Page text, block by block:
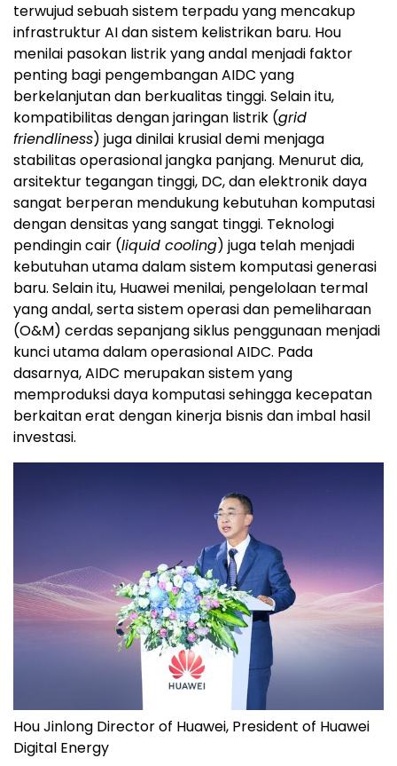
terwujud sebuah sistem terpadu yang mencakup
infrastruktur AI dan sistem kelistrikan baru. Hou
menilai pasokan listrik yang andal menjadi faktor
penting bagi pengembangan AIDC yang
berkelanjutan dan berkualitas tinggi. Selain itu,
kompatibilitas dengan jaringan listrik (grid
friendliness) juga dinilai krusial demi menjaga
stabilitas operasional jangka panjang. Menurut dia,
arsitektur tegangan tinggi, DC, dan elektronik daya
sangat berperan mendukung kebutuhan komputasi
dengan densitas yang sangat tinggi. Teknologi
pendingin cair (liquid cooling) juga telah menjadi
kebutuhan utama dalam sistem komputasi generasi
baru. Selain itu, Huawei menilai, pengelolaan termal
yang andal, serta sistem operasi dan pemeliharaan
(O&M) cerdas sepanjang siklus penggunaan menjadi
kunci utama dalam operasional AIDC. Pada
dasarnya, AIDC merupakan sistem yang
memproduksi daya komputasi sehingga kecepatan
berkaitan erat dengan kinerja bisnis dan imbal hasil
investasi.
Hou Jinlong Director of Huawei, President of Huawei
Digital Energy